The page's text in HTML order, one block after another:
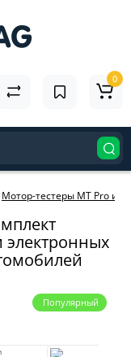
0
Мотор-тестеры MT Pro и
электронных
Популярный